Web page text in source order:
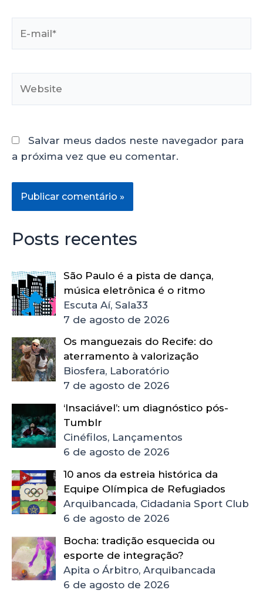
Salvar meus dados neste navegador para
a próxima vez que eu comentar.
Posts recentes
São Paulo é a pista de dança,
música eletrônica é o ritmo
Escuta Aí, Sala33
7 de agosto de 2026
Os manguezais do Recife: do
aterramento à valorização
Biosfera, Laboratório
7 de agosto de 2026
‘Insaciável’: um diagnóstico pós-
Tumblr
Cinéfilos, Lançamentos
6 de agosto de 2026
10 anos da estreia histórica da
Equipe Olímpica de Refugiados
Arquibancada, Cidadania Sport Club
6 de agosto de 2026
Bocha: tradição esquecida ou
esporte de integração?
Apita o Árbitro, Arquibancada
6 de agosto de 2026